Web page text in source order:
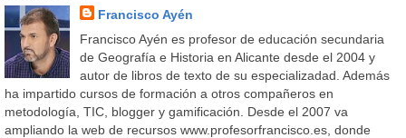
Francisco Ayén
Francisco Ayén es profesor de educación secundaria
de Geografía e Historia en Alicante desde el 2004 y
autor de libros de texto de su especializadad. Además
ha impartido cursos de formación a otros compañeros en
metodología, TIC, blogger y gamificación. Desde el 2007 va
ampliando la web de recursos www.profesorfrancisco.es, donde